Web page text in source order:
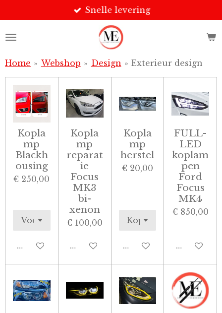
direct
naar
hoofdinhoud
Snelle levering
Home » Webshop » Design » Exterieur design
Kopla
mp
Blackh
ousing
€ 250,00
In winkelwagen
Kopla
mp
reparat
ie
Focus
MK3
bi-
xenon
€ 100,00
In winkelwagen
Kopla
mp
herstel
€ 20,00
Bekijk details
FULL-
LED
koplam
pen
Ford
Focus
MK4
€ 850,00
Bekijk